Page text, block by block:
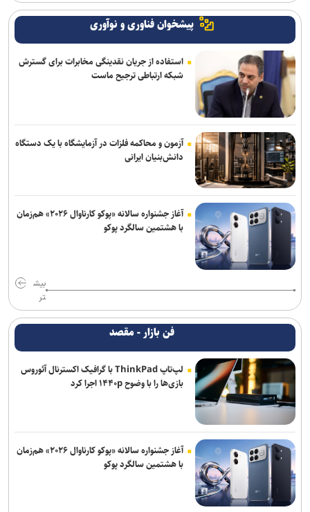
پیشخوان فناوری و نوآوری
استفاده از جریان نقدینگی مخابرات برای گسترش
شبکه ارتباطی ترجیح ماست
آزمون و محاکمه فلزات در آزمایشگاه با یک دستگاه
دانش‌بنیان ایرانی
آغاز جشنواره سالانه «پوکو کارناوال ۲۰۲۶» هم‌زمان
با هشتمین سالگرد پوکو
بیش
تر
فن بازار - مقصد
لپ‌تاپ ThinkPad با گرافیک اکسترنال آئوروس
بازی‌ها را با وضوح ۱۴۴۰p اجرا کرد
آغاز جشنواره سالانه «پوکو کارناوال ۲۰۲۶» هم‌زمان
با هشتمین سالگرد پوکو